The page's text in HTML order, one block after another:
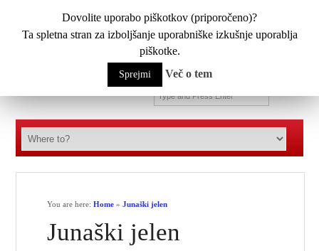
You are here: Home» Junaški jelen
Junaški jelen
Dovolite uporabo piškotkov (priporočeno)?
Ta spletna stran za izboljšanje uporabniške izkušnje uporablja
piškotke.
Sprejmi Več o tem